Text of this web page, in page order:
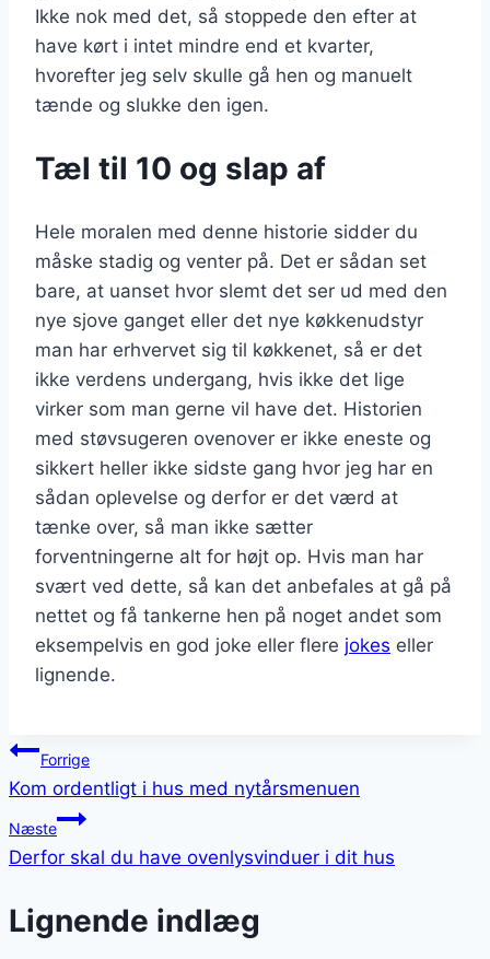
Ikke nok med det, så stoppede den efter at
have kørt i intet mindre end et kvarter,
hvorefter jeg selv skulle gå hen og manuelt
tænde og slukke den igen.
Tæl til 10 og slap af
Hele moralen med denne historie sidder du
måske stadig og venter på. Det er sådan set
bare, at uanset hvor slemt det ser ud med den
nye sjove ganget eller det nye køkkenudstyr
man har erhvervet sig til køkkenet, så er det
ikke verdens undergang, hvis ikke det lige
virker som man gerne vil have det. Historien
med støvsugeren ovenover er ikke eneste og
sikkert heller ikke sidste gang hvor jeg har en
sådan oplevelse og derfor er det værd at
tænke over, så man ikke sætter
forventningerne alt for højt op. Hvis man har
svært ved dette, så kan det anbefales at gå på
nettet og få tankerne hen på noget andet som
eksempelvis en god joke eller flere jokes eller
lignende.
Indlægsnavigation
Forrige
Kom ordentligt i hus med nytårsmenuen
Næste
Derfor skal du have ovenlysvinduer i dit hus
Lignende indlæg